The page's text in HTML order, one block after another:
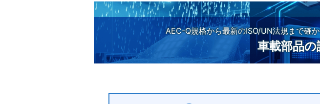
AEC-Q規格から最新のISO/UN法規まで確
車載部品